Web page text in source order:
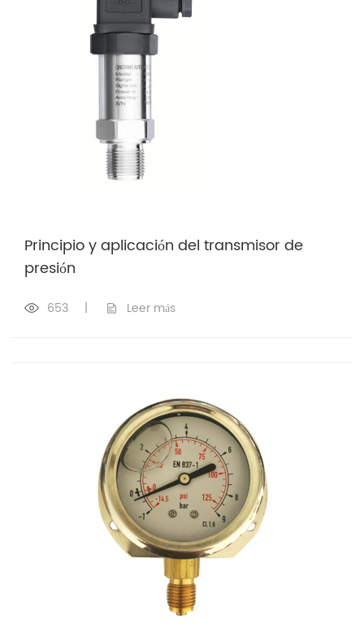
Principio y aplicación del transmisor de
presión
653 | Leer más